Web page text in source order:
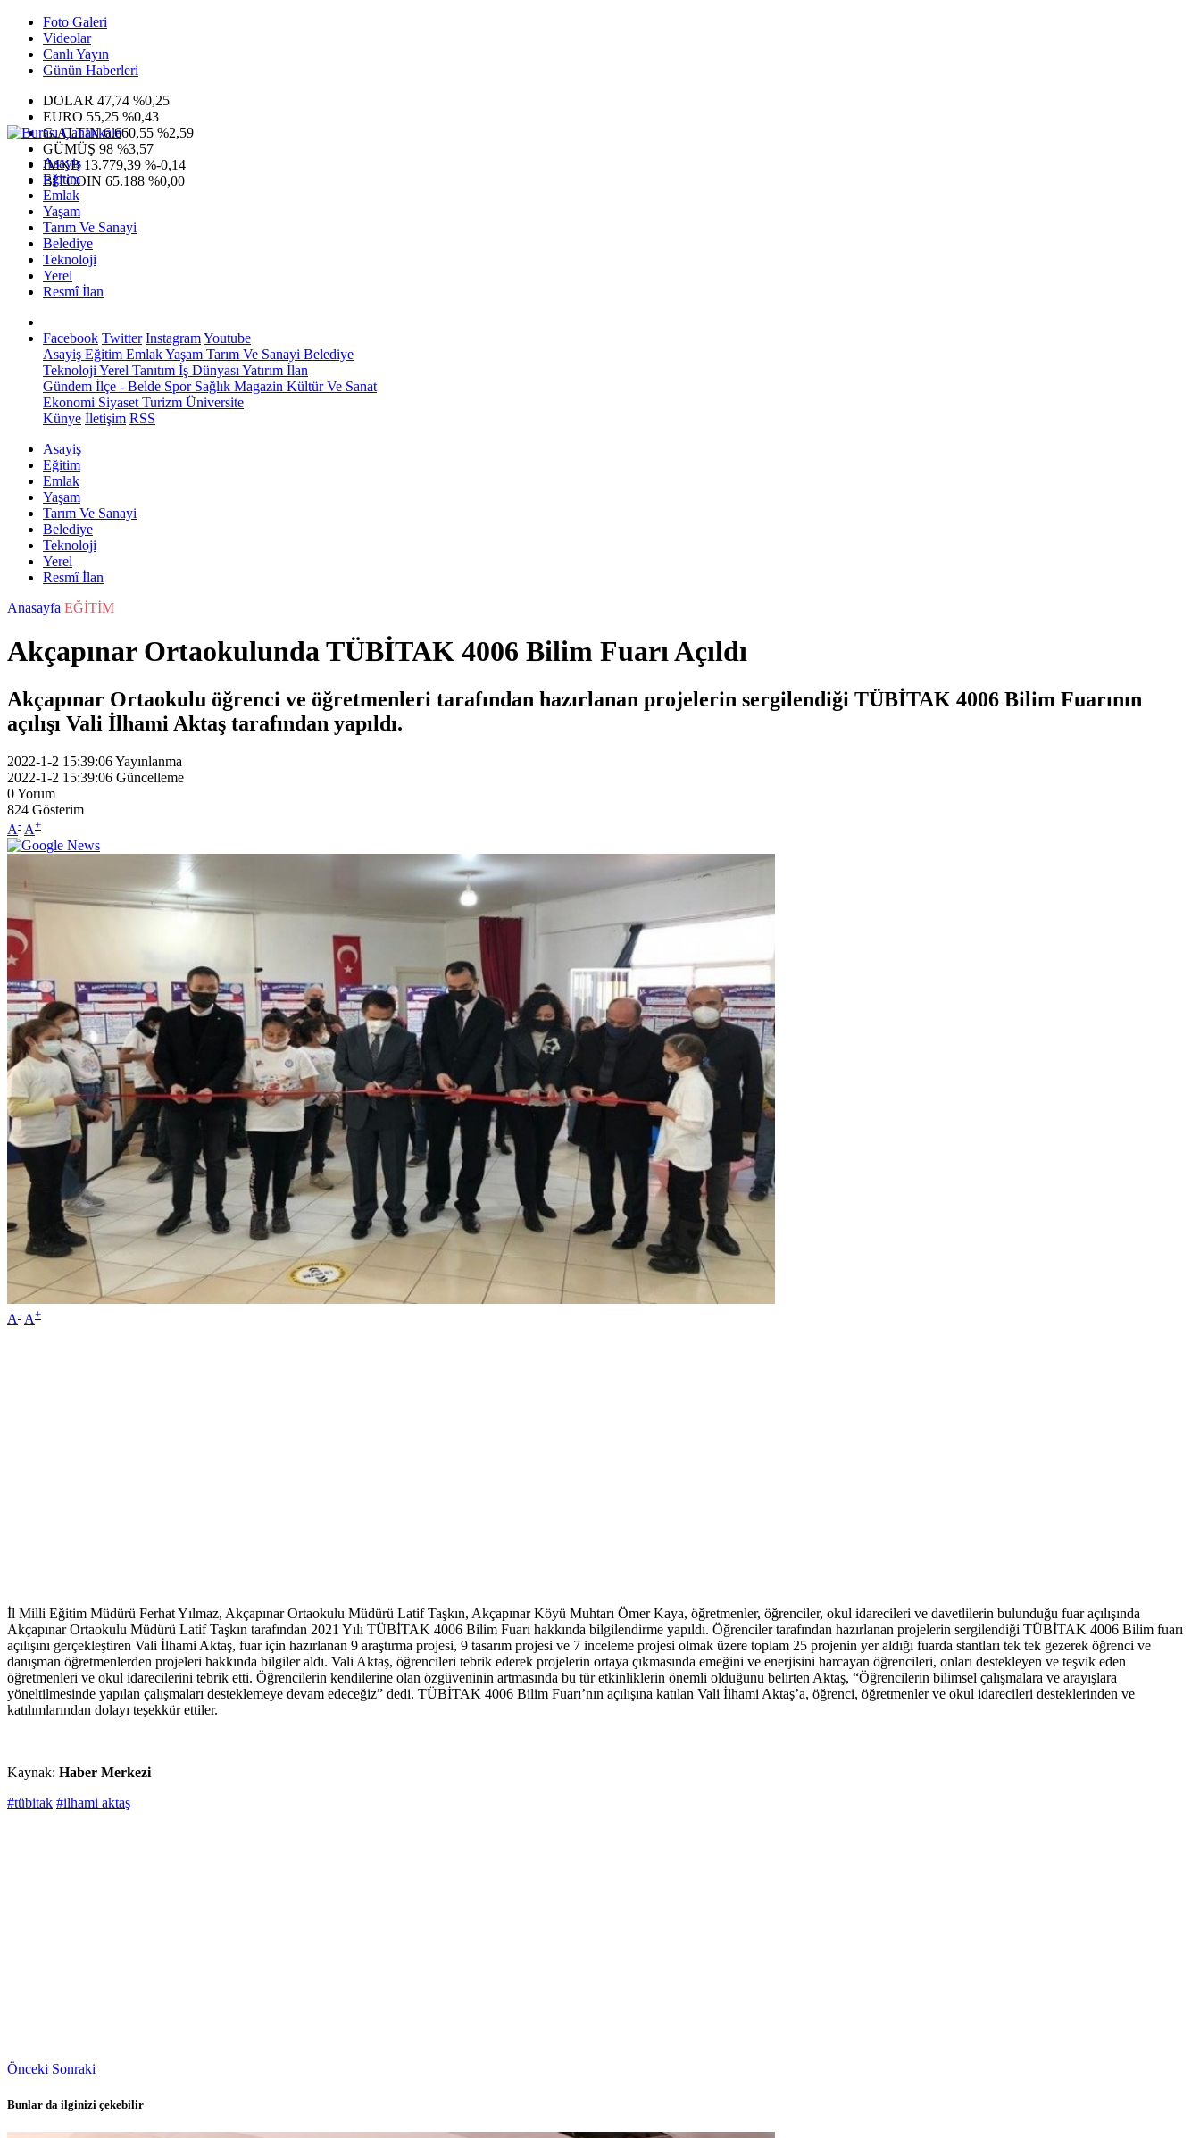
Foto Galeri
Videolar
Canlı Yayın
Günün Haberleri
DOLAR 47,74 %0,25
EURO 55,25 %0,43
G.ALTIN6.660,55 %2,59
GÜMÜŞ 98 %3,57
IMKB 13.779,39 %-0,14
BITCOIN 65.188 %0,00
Asayiş
Eğitim
Emlak
Yaşam
Tarım Ve Sanayi
Belediye
Teknoloji
Yerel
Resmî İlan
Facebook Twitter InstagramYoutube
Asayiş Eğitim EmlakYaşam Tarım Ve Sanayi Belediye
Teknoloji Yerel Tanıtım İş Dünyası Yatırım İlan
Gündem İlçe - Belde SporSağlık Magazin Kültür Ve Sanat
Ekonomi Siyaset Turizm Üniversite
Künye İletişim RSS
Asayiş
Eğitim
Emlak
Yaşam
Tarım Ve Sanayi
Belediye
Teknoloji
Yerel
Resmî İlan
Anasayfa EĞİTİM
Akçapınar Ortaokulunda TÜBİTAK 4006 Bilim Fuarı Açıldı
Akçapınar Ortaokulu öğrenci ve öğretmenleri tarafından hazırlanan projelerin sergilendiği TÜBİTAK 4006 Bilim Fuarının
açılışı Vali İlhami Aktaş tarafından yapıldı.
2022-1-2 15:39:06Yayınlanma
2022-1-2 15:39:06 Güncelleme
0Yorum
824 Gösterim
A- A+
A- A+
İl Milli Eğitim Müdürü Ferhat Yılmaz, Akçapınar Ortaokulu Müdürü Latif Taşkın, Akçapınar Köyü Muhtarı Ömer Kaya, öğretmenler, öğrenciler, okul idarecileri ve davetlilerin bulunduğu fuar açılışında
Akçapınar Ortaokulu Müdürü Latif Taşkın tarafından 2021 Yılı TÜBİTAK 4006 Bilim Fuarı hakkında bilgilendirme yapıldı. Öğrenciler tarafından hazırlanan projelerin sergilendiği TÜBİTAK 4006 Bilim fuarı
açılışını gerçekleştiren Vali İlhami Aktaş, fuar için hazırlanan 9 araştırma projesi, 9 tasarım projesi ve 7 inceleme projesi olmak üzere toplam 25 projenin yer aldığı fuarda stantları tek tek gezerek öğrenci ve
danışman öğretmenlerden projeleri hakkında bilgiler aldı. Vali Aktaş, öğrencileri tebrik ederek projelerin ortaya çıkmasında emeğini ve enerjisini harcayan öğrencileri, onları destekleyen ve teşvik eden
öğretmenleri ve okul idarecilerini tebrik etti. Öğrencilerin kendilerine olan özgüveninin artmasında bu tür etkinliklerin önemli olduğunu belirten Aktaş, “Öğrencilerin bilimsel çalışmalara ve arayışlara
yöneltilmesinde yapılan çalışmaları desteklemeye devam edeceğiz” dedi. TÜBİTAK 4006 Bilim Fuarı’nın açılışına katılan Vali İlhami Aktaş’a, öğrenci, öğretmenler ve okul idarecileri desteklerinden ve
katılımlarından dolayı teşekkür ettiler.
Kaynak: Haber Merkezi
#tübitak #ilhami aktaş
Önceki Sonraki
Bunlar da ilginizi çekebilir